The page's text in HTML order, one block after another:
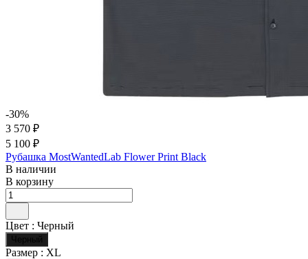
-30%
3 570 ₽
5 100 ₽
Рубашка MostWantedLab Flower Print Black
В наличии
В корзину
Цвет : Черный
Черный
Размер : XL